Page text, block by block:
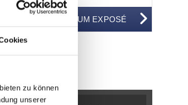
zu können
unserer
ZUM EXPOSÉ